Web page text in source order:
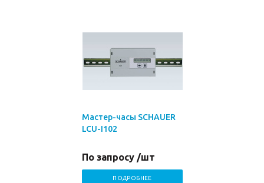
Мастер-часы SCHAUER
LCU-I102
По запросу /шт
ПОДРОБНЕЕ